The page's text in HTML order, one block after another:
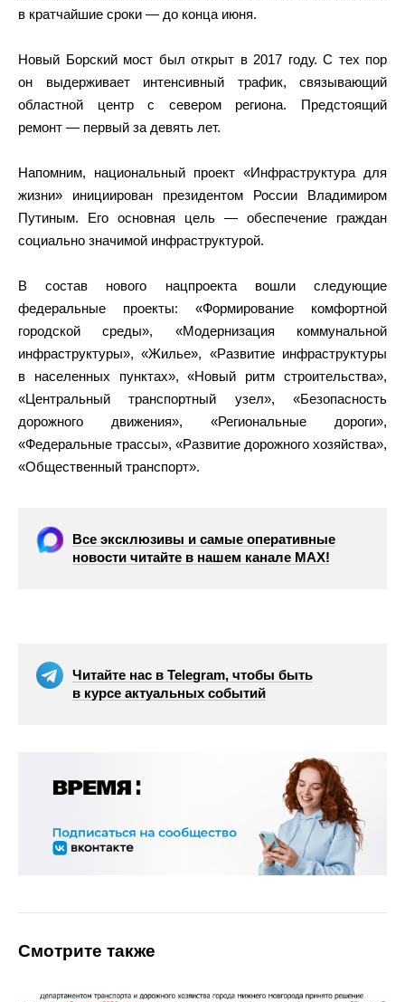
в кратчайшие сроки — до конца июня.
Новый Борский мост был открыт в 2017 году. С тех пор
он выдерживает интенсивный трафик, связывающий
областной центр с севером региона. Предстоящий
ремонт — первый за девять лет.
Напомним, национальный проект «Инфраструктура для
жизни» инициирован президентом России Владимиром
Путиным. Его основная цель — обеспечение граждан
социально значимой инфраструктурой.
В состав нового нацпроекта вошли следующие
федеральные проекты: «Формирование комфортной
городской среды», «Модернизация коммунальной
инфраструктуры», «Жилье», «Развитие инфраструктуры
в населенных пунктах», «Новый ритм строительства»,
«Центральный транспортный узел», «Безопасность
дорожного движения», «Региональные дороги»,
«Федеральные трассы», «Развитие дорожного хозяйства»,
«Общественный транспорт».
Все эксклюзивы и самые оперативные
новости читайте в нашем канале МАХ!
Читайте нас в Telegram, чтобы быть
в курсе актуальных событий
Смотрите также